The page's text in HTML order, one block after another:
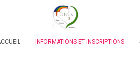
INFORMATIONS ET INSCRIPTIONS